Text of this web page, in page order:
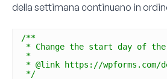
della settimana continuano in
/**
* Change the start day of the
*
* @link https://
*/